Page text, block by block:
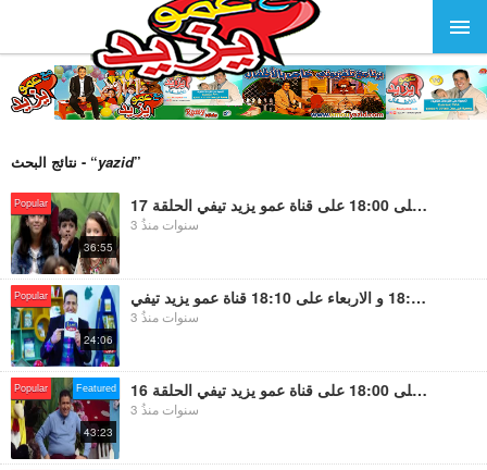
نتائج البحث - “yazid”
Popular
36:55
برنامج مع عمو يزيد الموسم 07 الثلاثاء و السبت على 18:00 على قناة عمو يزيد تيفي الحلقة 17
3 سنوات منذُ
Popular
24:06
حصة اسرع جاوب الحلقة 12 مسابقة بين الاطفال الاحد على 18:00 و الاربعاء على 18:10 قناة عمو يزيد تيفي
3 سنوات منذُ
Popular Featured
43:23
برنامج مع عمو يزيد الموسم 07 الثلاثاء و السبت على 18:00 على قناة عمو يزيد تيفي الحلقة 16
3 سنوات منذُ